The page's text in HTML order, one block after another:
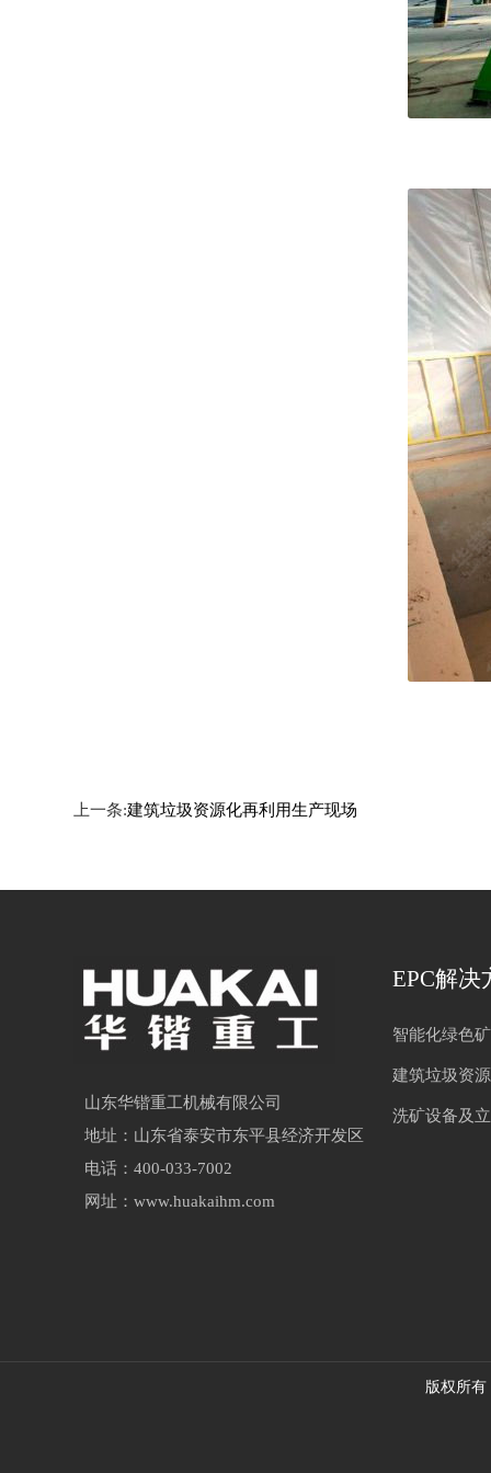
上一条:建筑垃圾资源化再利用生产现场
山东华锴重工机械有限公司
地址：山东省泰安市东平县经济开发区
电话：400-033-7002
网址：www.huakaihm.com
EPC解决
智能化绿色
建筑垃圾资
洗矿设备及
版权所